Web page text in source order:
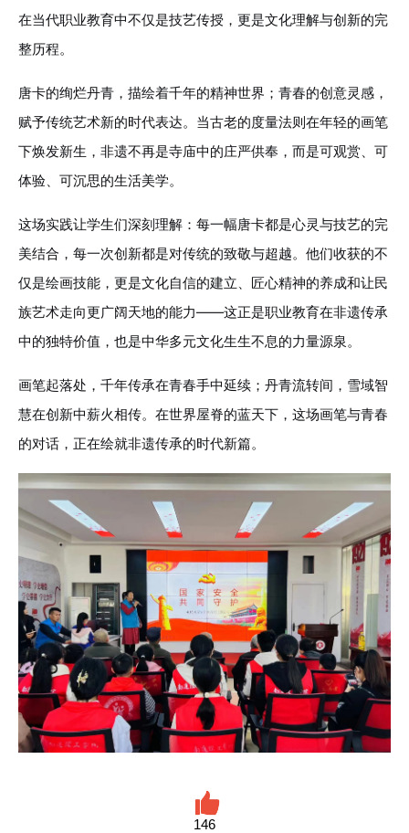
在当代职业教育中不仅是技艺传授，更是文化理解与创新的完
整历程。
唐卡的绚烂丹青，描绘着千年的精神世界；青春的创意灵感，
赋予传统艺术新的时代表达。当古老的度量法则在年轻的画笔
下焕发新生，非遗不再是寺庙中的庄严供奉，而是可观赏、可
体验、可沉思的生活美学。
这场实践让学生们深刻理解：每一幅唐卡都是心灵与技艺的完
美结合，每一次创新都是对传统的致敬与超越。他们收获的不
仅是绘画技能，更是文化自信的建立、匠心精神的养成和让民
族艺术走向更广阔天地的能力——这正是职业教育在非遗传承
中的独特价值，也是中华多元文化生生不息的力量源泉。
画笔起落处，千年传承在青春手中延续；丹青流转间，雪域智
慧在创新中薪火相传。在世界屋脊的蓝天下，这场画笔与青春
的对话，正在绘就非遗传承的时代新篇。
146